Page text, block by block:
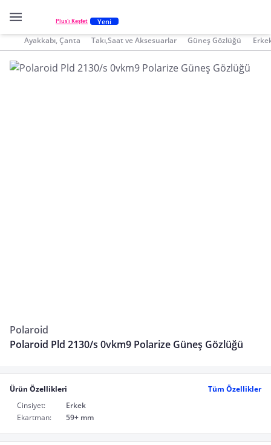
Plus'ı Keşfet Yeni
Ayakkabı, Çanta Takı,Saat ve Aksesuarlar Güneş Gözlüğü
Polaroid
Polaroid Pld 2130/s 0vkm9 Polarize Güneş Gözlüğü
Ürün Özellikleri
Tüm Özellikler
Cinsiyet:
Erkek
Ekartman:
59+ mm